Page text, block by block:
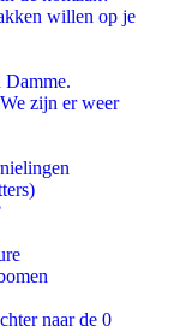
willen op je
Damme.
zijn er weer
naar de 0